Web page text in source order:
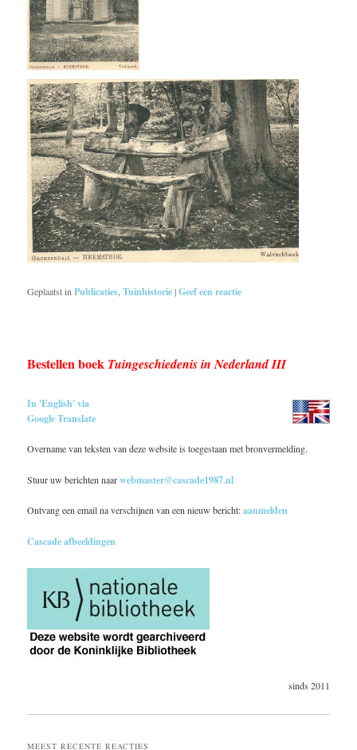
Geplaatst in Publicaties ,Tuinhistorie|Geef een reactie
Bestellen boek Tuingeschiedenis in Nederland III
In 'English' via
Google Translate
Overname van teksten van deze website is toegestaan met bronvermelding.
Stuur uw berichten naarwebmaster@cascade1987.nl
Ontvang een email na verschijnen van een nieuw bericht:aanmelden
Cascade afbeeldingen
sinds 2011
MEEST RECENTE REACTIES